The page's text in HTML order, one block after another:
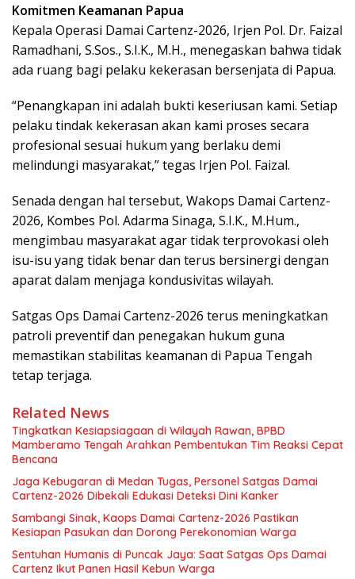
Komitmen Keamanan Papua
Kepala Operasi Damai Cartenz-2026, Irjen Pol. Dr. Faizal
Ramadhani, S.Sos., S.I.K., M.H., menegaskan bahwa tidak
ada ruang bagi pelaku kekerasan bersenjata di Papua.
“Penangkapan ini adalah bukti keseriusan kami. Setiap
pelaku tindak kekerasan akan kami proses secara
profesional sesuai hukum yang berlaku demi
melindungi masyarakat,” tegas Irjen Pol. Faizal.
Senada dengan hal tersebut, Wakops Damai Cartenz-
2026, Kombes Pol. Adarma Sinaga, S.I.K., M.Hum.,
mengimbau masyarakat agar tidak terprovokasi oleh
isu-isu yang tidak benar dan terus bersinergi dengan
aparat dalam menjaga kondusivitas wilayah.
Satgas Ops Damai Cartenz-2026 terus meningkatkan
patroli preventif dan penegakan hukum guna
memastikan stabilitas keamanan di Papua Tengah
tetap terjaga.
Related News
Tingkatkan Kesiapsiagaan di Wilayah Rawan, BPBD
Mamberamo Tengah Arahkan Pembentukan Tim Reaksi Cepat
Bencana
Jaga Kebugaran di Medan Tugas, Personel Satgas Damai
Cartenz-2026 Dibekali Edukasi Deteksi Dini Kanker
Sambangi Sinak, Kaops Damai Cartenz-2026 Pastikan
Kesiapan Pasukan dan Dorong Perekonomian Warga
Sentuhan Humanis di Puncak Jaya: Saat Satgas Ops Damai
Cartenz Ikut Panen Hasil Kebun Warga